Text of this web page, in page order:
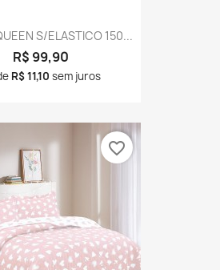
S/ELASTICO 150...
R$ 99,90
R$ 11,10 sem juros
favorite_border